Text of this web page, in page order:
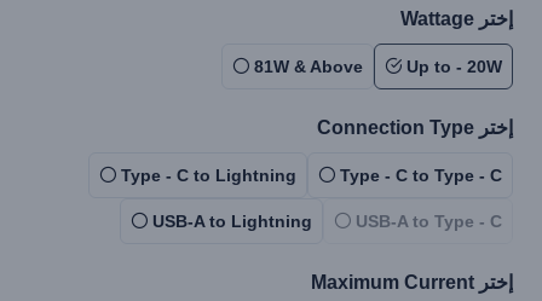
إختر Wattage
Up to - 20W
81W & Above
إختر Connection Type
Type - C to Type - C
Type - C to Lightning
USB-A to Type - C
USB-A to Lightning
إختر Maximum Current